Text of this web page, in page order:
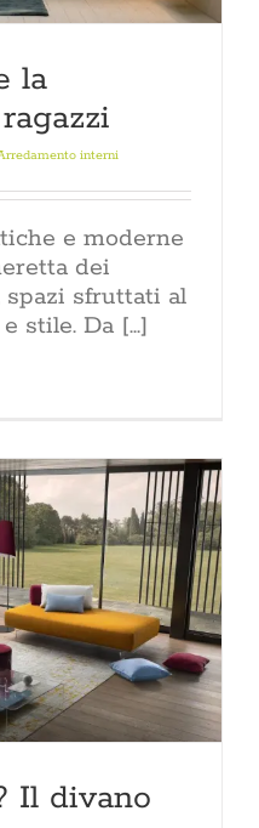
la
interni
e moderne
dei
spazi sfruttati al
stile. Da [...]
Il divano